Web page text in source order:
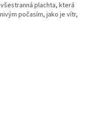
plachta, která
počasím, jako je vítr,